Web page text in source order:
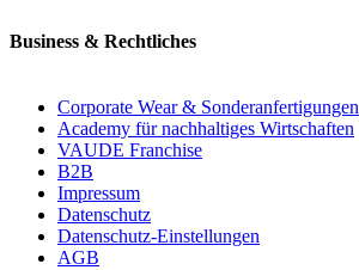
Business & Rechtliches
Corporate Wear & Sonderanfertigungen
Academy für nachhaltiges Wirtschaften
VAUDE Franchise
B2B
Impressum
Datenschutz
Datenschutz-Einstellungen
AGB